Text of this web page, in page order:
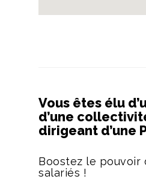
Vous êtes élu
d’une
dirigeant d’une
Boostez le pouvoir
salariés !